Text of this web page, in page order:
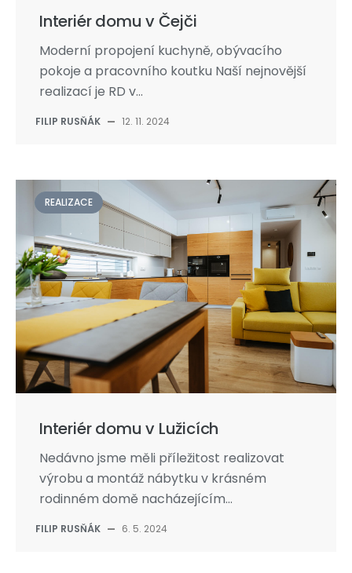
Interiér domu v Čejči
Moderní propojení kuchyně, obývacího
pokoje a pracovního koutku Naší nejnovější
realizací je RD v...
FILIP RUSŇÁK — 12. 11. 2024
REALIZACE
Interiér domu v Lužicích
Nedávno jsme měli příležitost realizovat
výrobu a montáž nábytku v krásném
rodinném domě nacházejícím...
FILIP RUSŇÁK — 6. 5. 2024